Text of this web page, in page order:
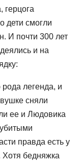
герцога
дети смогли
И почти 300 лет
и на
рода легенда, и
сняли
ее и Людовика
правда есть у
Хотя бедняжка